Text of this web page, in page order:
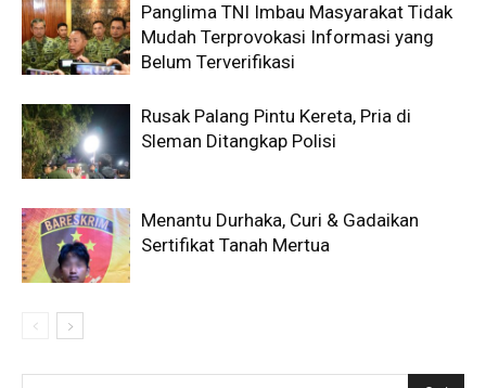
Panglima TNI Imbau Masyarakat Tidak
Mudah Terprovokasi Informasi yang
Belum Terverifikasi
Rusak Palang Pintu Kereta, Pria di
Sleman Ditangkap Polisi
Menantu Durhaka, Curi & Gadaikan
Sertifikat Tanah Mertua